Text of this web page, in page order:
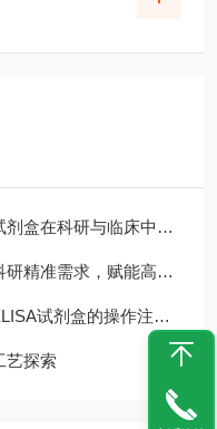
研与临床中的核心价值
，赋能高效检测核心优势
剂盒的操作注意事项
艺探索